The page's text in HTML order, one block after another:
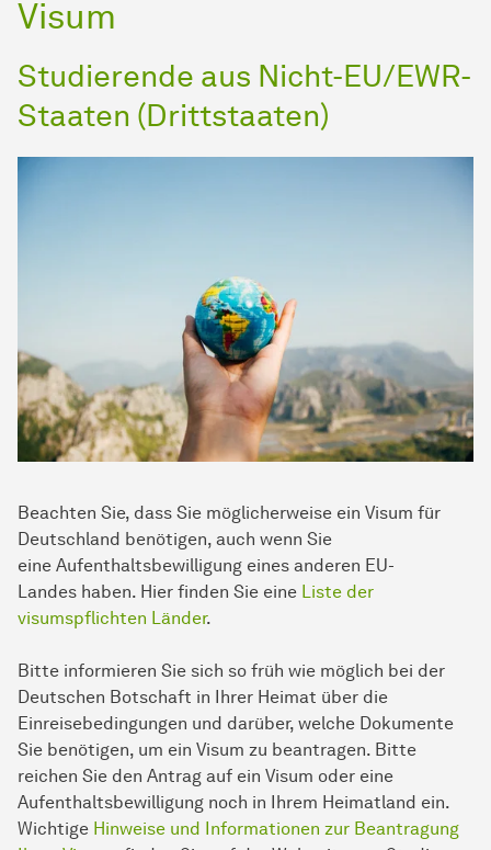
Visum
Studierende aus Nicht-EU/EWR-
Staaten (Drittstaaten)
Beachten Sie, dass Sie möglicherweise ein Visum für
Deutsch­land benötigen, auch wenn Sie
eine Aufenthaltsbewilligung eines anderen EU-
Landes haben. Hier finden Sie eine Liste der
visumspflichten Länder.
Bitte informieren Sie sich so früh wie möglich bei der
Deutschen Botschaft in Ihrer Heimat über die
Einreisebedingungen und darüber, welche Dokumente
Sie benötigen, um ein Visum zu beantragen. Bitte
reichen Sie den Antrag auf ein Visum oder eine
Aufenthaltsbewilligung noch in Ihrem Heimatland ein.
Wichtige Hinweise und Informationen zur Beantragung